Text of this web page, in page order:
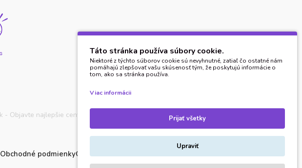
Obchodné podmienkyOdstúpenie od zmluvy
Táto stránka používa súbory cookie.
Niektoré z týchto súborov cookie sú nevyhnutné, zatiaľ čo ostatné nám
pomáhajú zlepšovať vašu skúsenosť tým, že poskytujú informácie o
tom, ako sa stránka používa.
Viac informácii
Prijať všetky
Upraviť